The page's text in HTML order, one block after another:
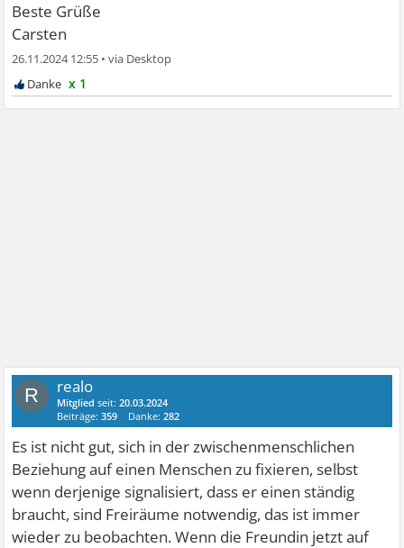
Beste Grüße
Carsten
26.11.2024 12:55 •
x 1
R realo
Mitglied seit:20.03.2024
Beiträge:359 Danke:282
Es ist nicht gut, sich in der zwischenmenschlichen
Beziehung auf einen Menschen zu fixieren, selbst
wenn derjenige signalisiert, dass er einen ständig
braucht, sind Freiräume notwendig, das ist immer
wieder zu beobachten. Wenn die Freundin jetzt auf